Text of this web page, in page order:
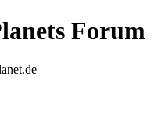
Forum